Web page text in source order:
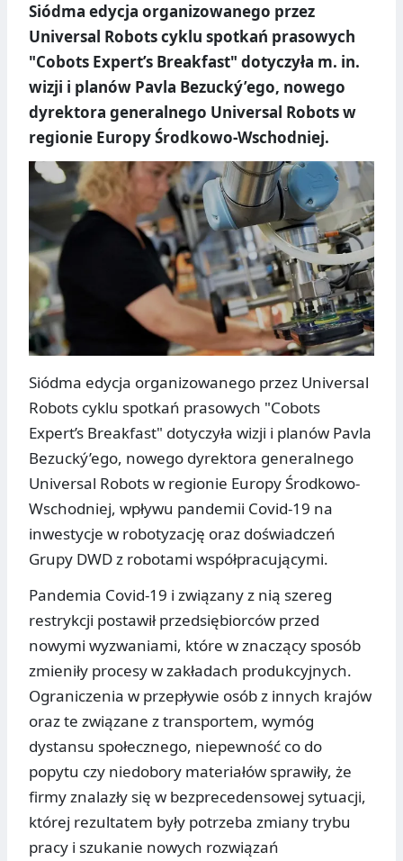
Siódma edycja organizowanego przez
Universal Robots cyklu spotkań prasowych
"Cobots Expert’s Breakfast" dotyczyła m. in.
wizji i planów Pavla Bezucký’ego, nowego
dyrektora generalnego Universal Robots w
regionie Europy Środkowo-Wschodniej.
Siódma edycja organizowanego przez Universal
Robots cyklu spotkań prasowych "Cobots
Expert’s Breakfast" dotyczyła wizji i planów Pavla
Bezucký’ego, nowego dyrektora generalnego
Universal Robots w regionie Europy Środkowo-
Wschodniej, wpływu pandemii Covid-19 na
inwestycje w robotyzację oraz doświadczeń
Grupy DWD z robotami współpracującymi.
Pandemia Covid-19 i związany z nią szereg
restrykcji postawił przedsiębiorców przed
nowymi wyzwaniami, które w znaczący sposób
zmieniły procesy w zakładach produkcyjnych.
Ograniczenia w przepływie osób z innych krajów
oraz te związane z transportem, wymóg
dystansu społecznego, niepewność co do
popytu czy niedobory materiałów sprawiły, że
firmy znalazły się w bezprecedensowej sytuacji,
której rezultatem były potrzeba zmiany trybu
pracy i szukanie nowych rozwiązań